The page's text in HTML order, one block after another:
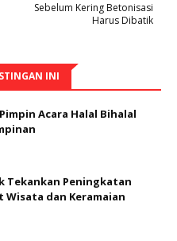
Sebelum Kering Betonisasi
Harus Dibatik
INI
Acara Halal Bihalal
Tekankan Peningkatan
dan Keramaian